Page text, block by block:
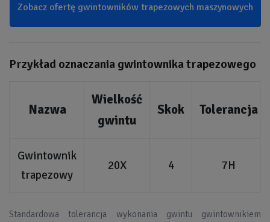
Zobacz ofertę gwintowników trapezowych maszynowych
Przykład oznaczania gwintownika trapezowego
Nazwa
Wielkość
gwintu
Skok Tolerancja
Gwintownik
trapezowy
20X 4 7H
Standardowa tolerancja wykonania gwintu gwintownikiem